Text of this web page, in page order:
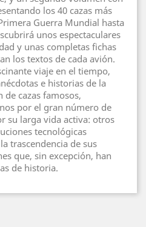
los 40 cazas más
Guerra Mundial hasta
unos espectaculares
y unas completas fichas
los textos de cada avión.
viaje en el tiempo,
e historias de la
cazas famosos,
por el gran número de
su larga vida activa: otros
tecnológicas
trascendencia de sus
que, sin excepción, han
de historia.